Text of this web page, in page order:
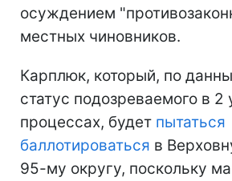
осуждением
местных чиновников.
Карплюк, который, по
статус подозреваемого в 2
процессах, будет пытаться
баллотироваться в
95-му округу, поскольку